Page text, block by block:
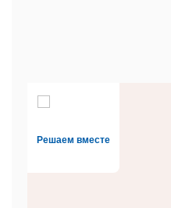
Решаем вместе